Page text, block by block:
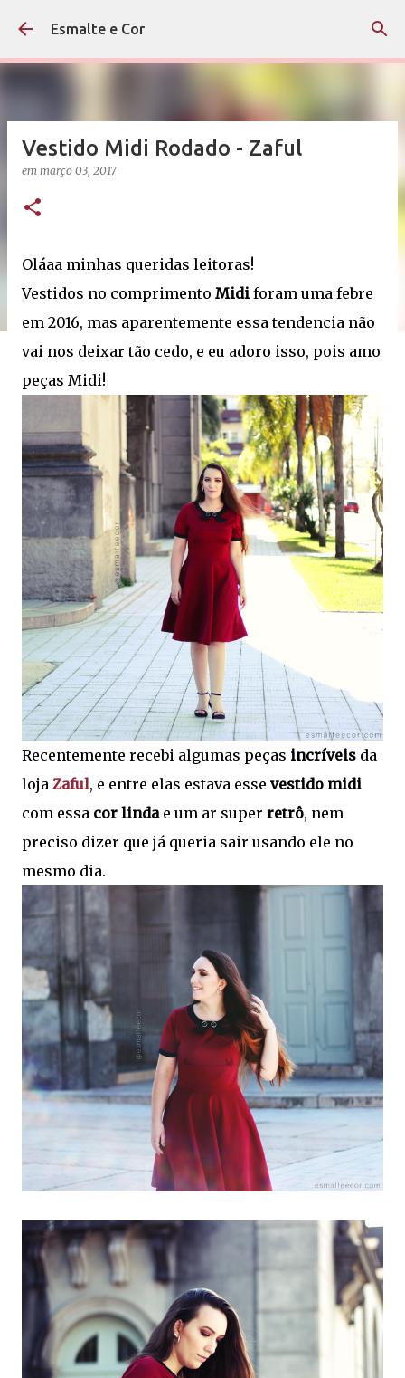
Pular para o conteúdo principal
Esmalte e Cor
Vestido Midi Rodado - Zaful
em março 03, 2017
Oláaa minhas queridas leitoras!
Vestidos no comprimento Midi foram uma febre
em 2016, mas aparentemente essa tendencia não
vai nos deixar tão cedo, e eu adoro isso, pois amo
peças Midi!
Recentemente recebi algumas peças incríveis da
loja Zaful, e entre elas estava esse vestido midi
com essa cor lindae um ar super retrô, nem
preciso dizer que já queria sair usando ele no
mesmo dia.